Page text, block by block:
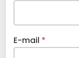
E-mail *